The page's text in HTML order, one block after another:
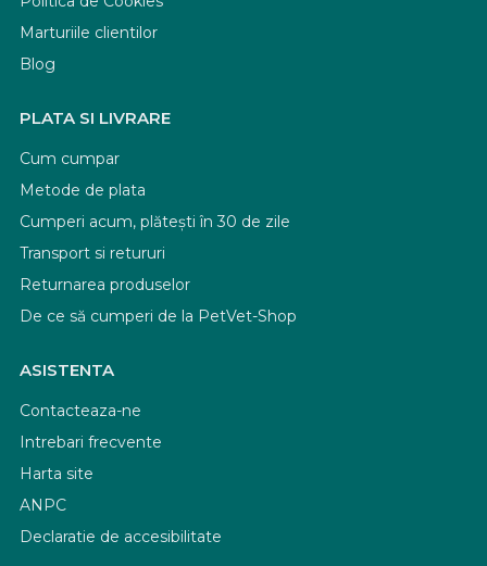
Marturiile clientilor
Blog
PLATA SI LIVRARE
Cum cumpar
Metode de plata
Cumperi acum, plătești în 30 de zile
Transport si retururi
Returnarea produselor
De ce să cumperi de la PetVet-Shop
ASISTENTA
Contacteaza-ne
Intrebari frecvente
Harta site
ANPC
Declaratie de accesibilitate